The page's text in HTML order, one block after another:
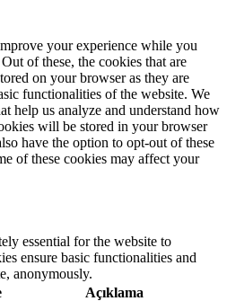
your experience while you
of these, the cookies that are
on your browser as they are
functionalities of the website. We
help us analyze and understand how
will be stored in your browser
have the option to opt-out of these
of these cookies may affect your
essential for the website to
ensure basic functionalities and
anonymously.
Açıklama